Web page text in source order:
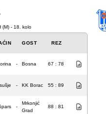
(M) - 18. kolo
GOST REZ
- Bosna 67 : 78
- KK Borac 55 : 89
-
Mrkonjić
Grad
88 : 81